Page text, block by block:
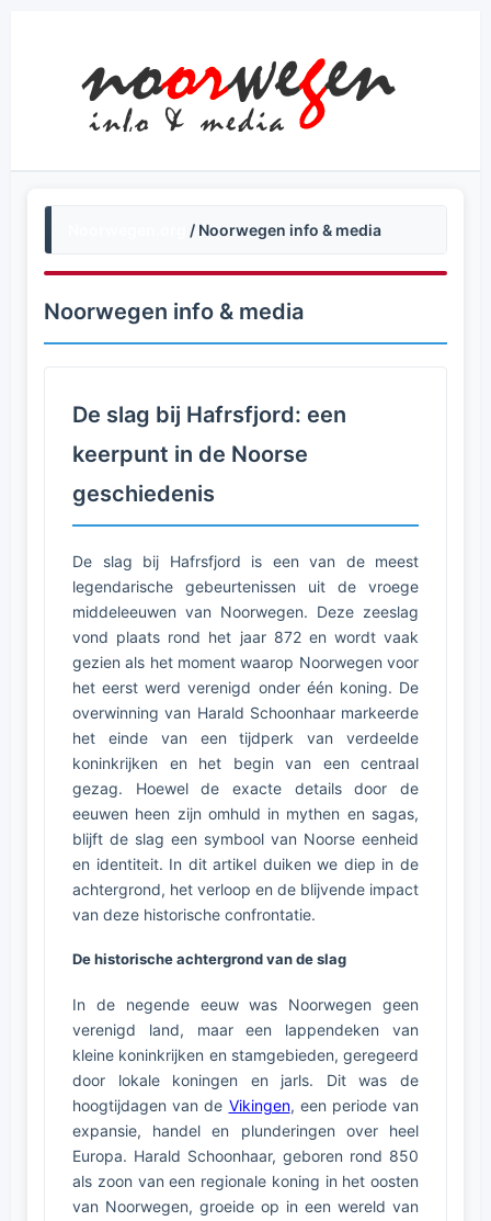
/ Noorwegen info & media
Noorwegen info & media
De slag bij Hafrsfjord: een
keerpunt in de Noorse
geschiedenis
De slag bij Hafrsfjord is een van de meest
legendarische gebeurtenissen uit de vroege
middeleeuwen van Noorwegen. Deze zeeslag
vond plaats rond het jaar 872 en wordt vaak
gezien als het moment waarop Noorwegen voor
het eerst werd verenigd onder één koning. De
overwinning van Harald Schoonhaar markeerde
het einde van een tijdperk van verdeelde
koninkrijken en het begin van een centraal
gezag. Hoewel de exacte details door de
eeuwen heen zijn omhuld in mythen en sagas,
blijft de slag een symbool van Noorse eenheid
en identiteit. In dit artikel duiken we diep in de
achtergrond, het verloop en de blijvende impact
van deze historische confrontatie.
De historische achtergrond van de slag
In de negende eeuw was Noorwegen geen
verenigd land, maar een lappendeken van
kleine koninkrijken en stamgebieden, geregeerd
door lokale koningen en jarls. Dit was de
hoogtijdagen van de Vikingen, een periode van
expansie, handel en plunderingen over heel
Europa. Harald Schoonhaar, geboren rond 850
als zoon van een regionale koning in het oosten
van Noorwegen, groeide op in een wereld van